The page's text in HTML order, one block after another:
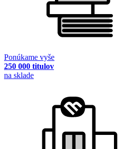
Ponúkame vyše
250 000 titulov
na sklade